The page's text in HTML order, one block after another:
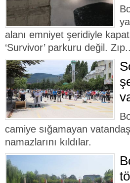
alanı emniyet şeridiyle
‘Survivor’ parkuru değil. Zıp..
camiye sığamayan
namazlarını kıldılar.